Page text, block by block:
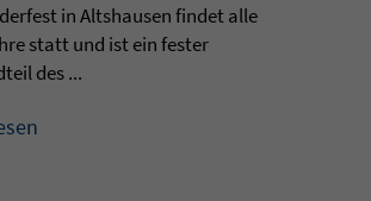
in Altshausen findet alle
statt und ist ein fester
des ...